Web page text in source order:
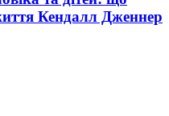
Кендалл Дженнер